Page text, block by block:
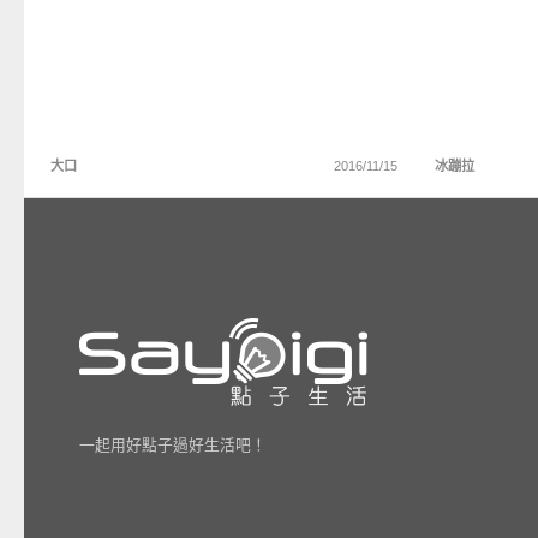
大口 2016/11/15 冰蹦拉
一起用好點子過好生活吧！